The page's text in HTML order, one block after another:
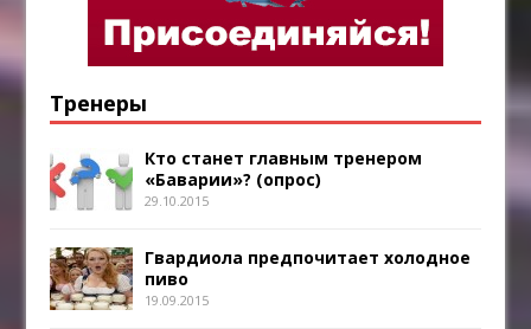
Тренеры
Кто станет главным тренером
«Баварии»? (опрос)
29.10.2015
Гвардиола предпочитает холодное
пиво
19.09.2015